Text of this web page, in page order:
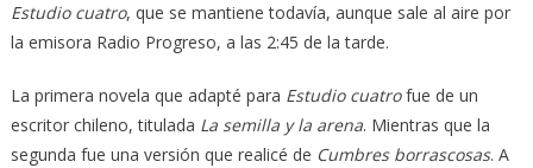
Estudio cuatro, que se mantiene todavía, aunque sale al aire por
la emisora Radio Progreso, a las 2:45 de la tarde.
La primera novela que adapté para Estudio cuatrofue de un
escritor chileno, titulada La semilla y la arena. Mientras que la
segunda fue una versión que realicé de Cumbres borrascosas. A